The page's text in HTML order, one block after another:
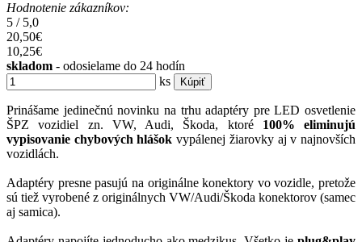
Hodnotenie zákazníkov:
5 / 5,0
20,50€
10,25€
skladom - odosielame do 24 hodín
ks
Kúpiť
Prinášame jedinečnú novinku na trhu adaptéry pre LED osvetlenie
ŠPZ vozidiel zn. VW, Audi, Škoda, ktoré 100% eliminujú
vypisovanie chybových hlášok vypálenej žiarovky aj v najnovších
vozidlách.
Adaptéry presne pasujú na originálne konektory vo vozidle, pretože
sú tiež vyrobené z originálnych VW/Audi/Škoda konektorov (samec
aj samica).